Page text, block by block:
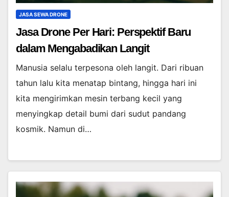
JASA SEWA DRONE
Jasa Drone Per Hari: Perspektif Baru
dalam Mengabadikan Langit
Manusia selalu terpesona oleh langit. Dari ribuan
tahun lalu kita menatap bintang, hingga hari ini
kita mengirimkan mesin terbang kecil yang
menyingkap detail bumi dari sudut pandang
kosmik. Namun di…